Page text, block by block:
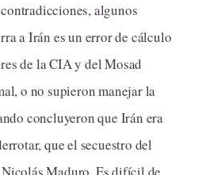
algunos
a Irán es un error de cálculo
de la CIA y del Mosad
o no supieron manejar la
concluyeron que Irán era
que el secuestro del